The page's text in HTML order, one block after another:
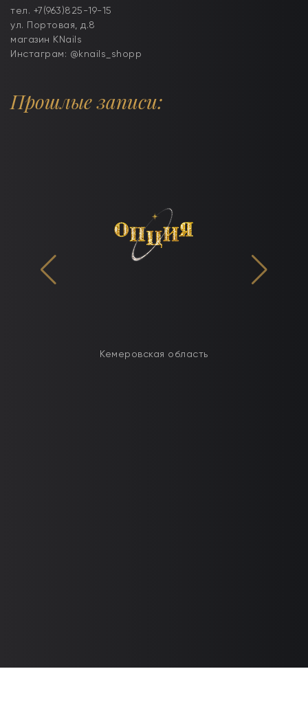
тел. +7(963)825-19-15
ул. Портовая, д.8
магазин KNails
Инстаграм: @knails_shopp
Прошлые записи:
Кемеровская область